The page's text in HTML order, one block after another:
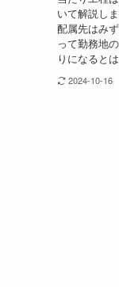
いて解説し
配属先はみ
って勤務地
りになると
2024-10-16